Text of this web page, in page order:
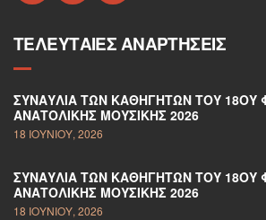
ΤΕΛΕΥΤΑΊΕΣ ΑΝΑΡΤΉΣΕΙΣ
ΣΥΝΑΥΛΊΑ ΤΩΝ ΚΑΘΗΓΗΤΏΝ ΤΟΥ 18ΟΥ
ΑΝΑΤΟΛΙΚΉΣ ΜΟΥΣΙΚΉΣ 2026
18 ΙΟΥΝΊΟΥ, 2026
ΣΥΝΑΥΛΊΑ ΤΩΝ ΚΑΘΗΓΗΤΏΝ ΤΟΥ 18ΟΥ
ΑΝΑΤΟΛΙΚΉΣ ΜΟΥΣΙΚΉΣ 2026
18 ΙΟΥΝΊΟΥ, 2026